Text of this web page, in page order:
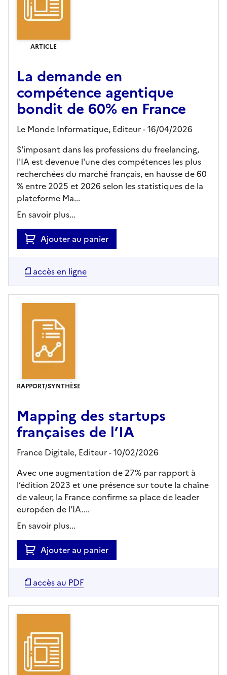
ARTICLE
La demande en
compétence agentique
bondit de 60% en France
Le Monde Informatique, Editeur- 16/04/2026
S'imposant dans les professions du freelancing,
l'IA est devenue l'une des compétences les plus
recherchées du marché français, en hausse de 60
% entre 2025 et 2026 selon les statistiques de la
plateforme Ma...
En savoir plus...
Ajouter au panier
accès en ligne
RAPPORT/SYNTHÈSE
Mapping des startups
françaises de l’IA
France Digitale, Editeur- 10/02/2026
Avec une augmentation de 27% par rapport à
l’édition 2023 et une présence sur toute la chaîne
de valeur, la France confirme sa place de leader
européen de l’IA....
En savoir plus...
Ajouter au panier
accès au PDF